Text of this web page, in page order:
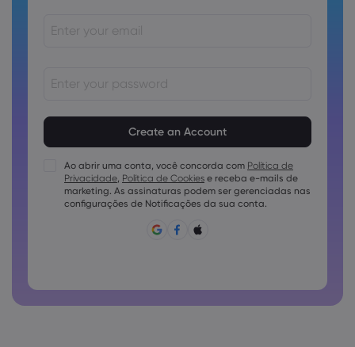
As senhas devem conter pelo menos 1 letra maiúscula
As senhas devem conter pelo menos 1 letra minúscula
A senha deve conter ~!@#£%^e)_-+=:;&lt;&gt;{,[]?,.
Ao abrir uma conta, você concorda com Política de
Privacidade, Política de Cookies e receba e-mails de
marketing. As assinaturas podem ser gerenciadas nas
configurações de Notificações da sua conta.